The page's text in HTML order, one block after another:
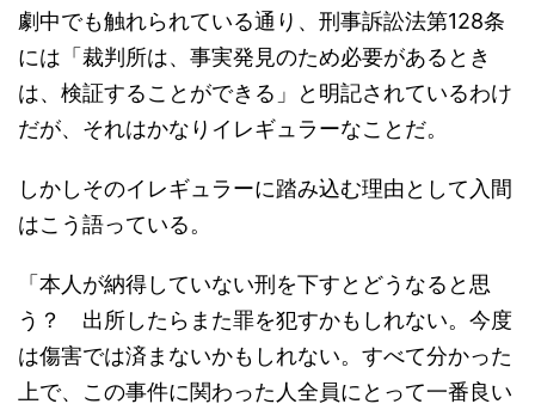
劇中でも触れられている通り、刑事訴訟法第128条
には「裁判所は、事実発見のため必要があるとき
は、検証することができる」と明記されているわけ
だが、それはかなりイレギュラーなことだ。
しかしそのイレギュラーに踏み込む理由として入間
はこう語っている。
「本人が納得していない刑を下すとどうなると思
う？ 出所したらまた罪を犯すかもしれない。今度
は傷害では済まないかもしれない。すべて分かった
上で、この事件に関わった人全員にとって一番良い